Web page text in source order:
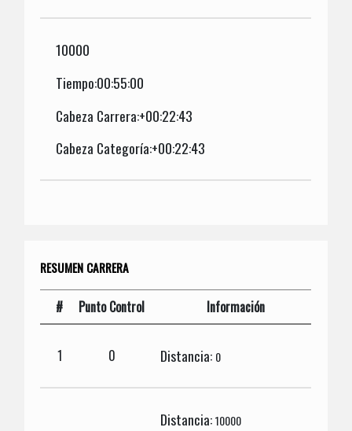
10000
Tiempo:00:55:00
Cabeza Carrera:+00:22:43
Cabeza Categoría:+00:22:43
RESUMEN CARRERA
# Punto Control Información
1 0 Distancia: 0
Distancia:10000